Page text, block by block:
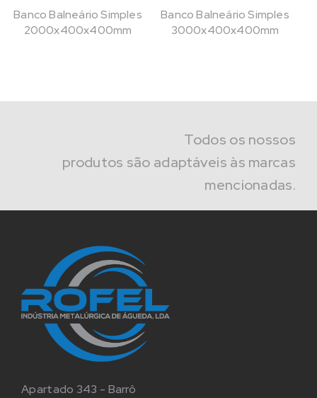
Banco Balneário Simples
2000x400x400mm
Banco Balneário Simples
3000x400x400mm
Todos os nossos
produtos são adaptáveis às marcas
mencionadas.
Apartado 343 - Barrô